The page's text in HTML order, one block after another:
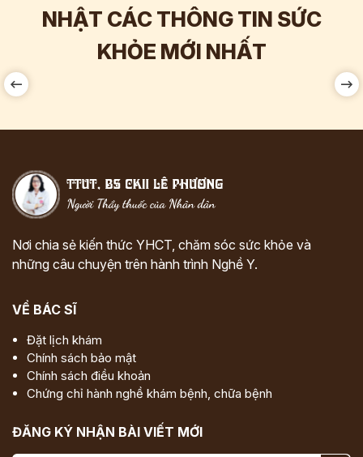
NHẬT CÁC THÔNG TIN SỨC
KHỎE MỚI NHẤT
Nơi chia sẻ kiến thức YHCT, chăm sóc sức khỏe và
những câu chuyện trên hành trình Nghề Y.
VỀ BÁC SĨ
Đặt lịch khám
Chính sách bảo mật
Chính sách điều khoản
Chứng chỉ hành nghề khám bệnh, chữa bệnh
ĐĂNG KÝ NHẬN BÀI VIẾT MỚI